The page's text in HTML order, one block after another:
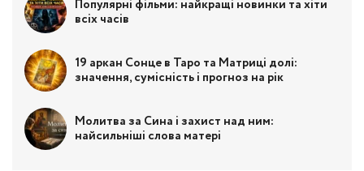
Популярні фільми: найкращі новинки та хіти
всіх часів
19 аркан Сонце в Таро та Матриці долі:
значення, сумісність і прогноз на рік
Молитва за Сина і захист над ним:
найсильніші слова матері